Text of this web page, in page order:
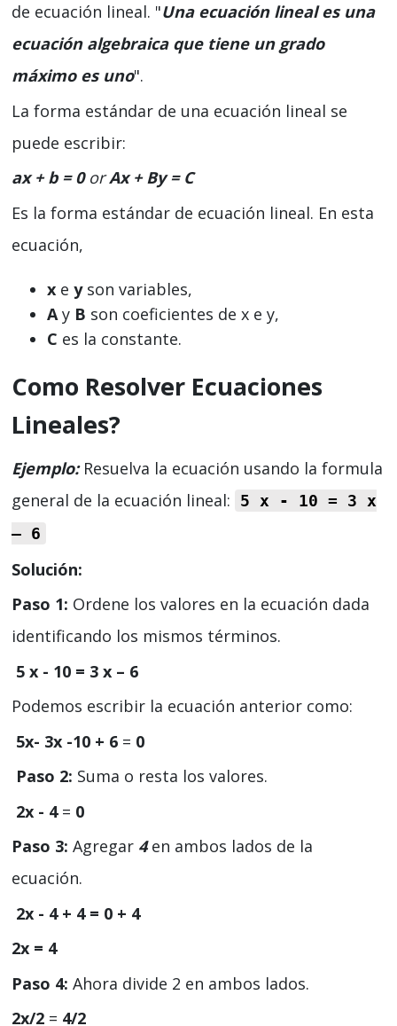
de ecuación lineal. "Una ecuación lineal es una
ecuación algebraica que tiene un grado
máximo es uno".
La forma estándar de una ecuación lineal se
puede escribir:
ax + b = 0 orAx + By = C
Es la forma estándar de ecuación lineal. En esta
ecuación,
x e yson variables,
A y B son coeficientes de x e y,
C es la constante.
Como Resolver Ecuaciones
Lineales?
Ejemplo: Resuelva la ecuación usando la formula
general de la ecuación lineal:
5 x - 10 = 3 x
– 6
Solución:
Paso 1: Ordene los valores en la ecuación dada
identificando los mismos términos.
5 x - 10 = 3 x – 6
Podemos escribir la ecuación anterior como:
5x- 3x -10 + 6 = 0
Paso 2: Suma o resta los valores.
2x - 4 = 0
Paso 3: Agregar 4en ambos lados de la
ecuación.
2x - 4 + 4 = 0 + 4
2x = 4
Paso 4: Ahora divide 2 en ambos lados.
2x/2 = 4/2